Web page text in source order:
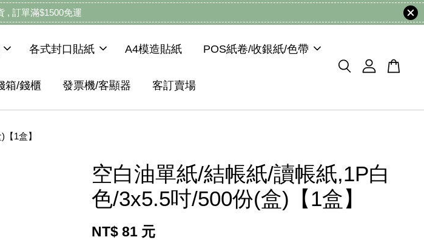
, 訂單滿$1500免運
各式封口貼紙 A4模造貼紙 POS紙卷/收銀紙/色帶
箱/錢櫃 發票機/客顯器 客訂賣場
1盒】
空白油單紙/結帳紙/讀帳紙,1P白
色/3x5.5吋/500份(盒)【1盒】
NT$ 81 元